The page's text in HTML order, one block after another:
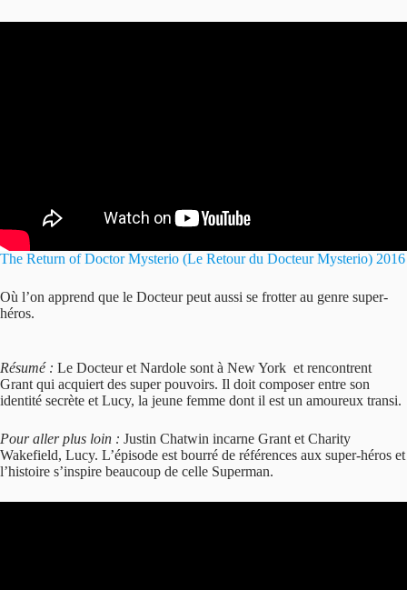
The Return of Doctor Mysterio (Le Retour du Docteur Mysterio) 2016
Où l’on apprend que le Docteur peut aussi se frotter au genre super-
héros.
Résumé : Le Docteur et Nardole sont à New York et rencontrent
Grant qui acquiert des super pouvoirs. Il doit composer entre son
identité secrète et Lucy, la jeune femme dont il est un amoureux transi.
Pour aller plus loin : Justin Chatwin incarne Grant et Charity
Wakefield, Lucy. L’épisode est bourré de références aux super-héros et
l’histoire s’inspire beaucoup de celle Superman.